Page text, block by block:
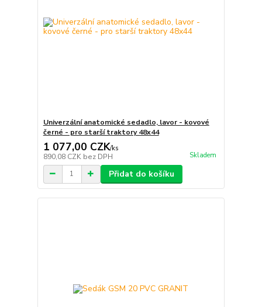
Univerzální anatomické sedadlo, lavor - kovové
černé - pro starší traktory 48x44
1 077,00 CZK/ks
890,08 CZK bez DPH Skladem
Přidat do košíku